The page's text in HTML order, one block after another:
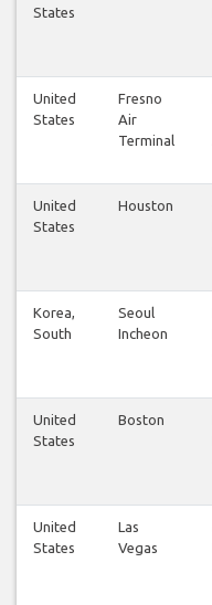
States
United
States
Fresno
Air
Terminal
United
States
Houston
Korea,
South
Seoul
Incheon
United
States
Boston
United
States
Las
Vegas